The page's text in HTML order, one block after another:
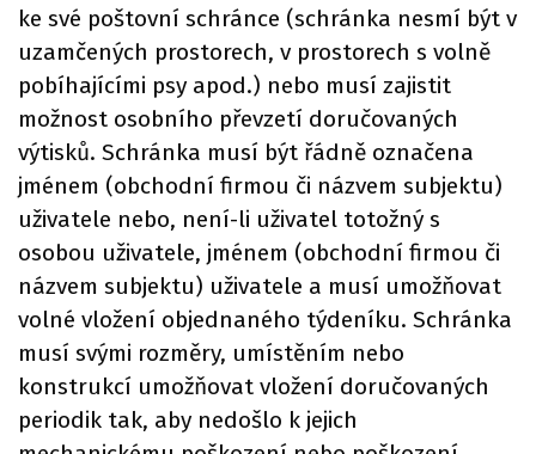
ke své poštovní schránce (schránka nesmí být v
uzamčených prostorech, v prostorech s volně
pobíhajícími psy apod.) nebo musí zajistit
možnost osobního převzetí doručovaných
výtisků. Schránka musí být řádně označena
jménem (obchodní firmou či názvem subjektu)
uživatele nebo, není-li uživatel totožný s
osobou uživatele, jménem (obchodní firmou či
názvem subjektu) uživatele a musí umožňovat
volné vložení objednaného týdeníku. Schránka
musí svými rozměry, umístěním nebo
konstrukcí umožňovat vložení doručovaných
periodik tak, aby nedošlo k jejich